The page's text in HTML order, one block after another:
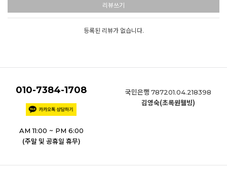
리뷰쓰기
등록된 리뷰가 없습니다.
010-7384-1708
AM 11:00 ~ PM 6:00
(주말 및 공휴일 휴무)
국민은행 787201.04.218398
김영숙(초록원웰빙)